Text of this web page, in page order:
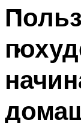
ФИТНЕС
МЕНЮ